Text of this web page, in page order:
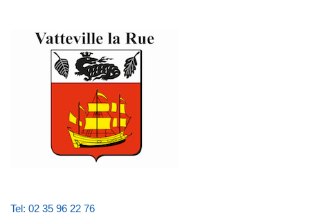
Tel: 02 35 96 22 76